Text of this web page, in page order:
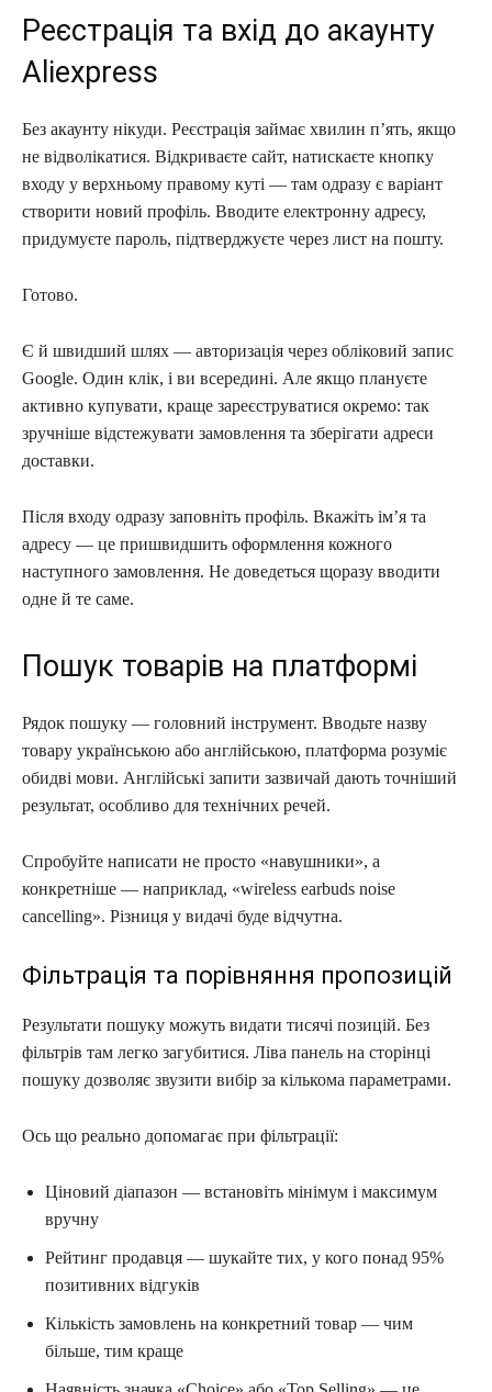
Реєстрація та вхід до акаунту
Aliexpress
Без акаунту нікуди. Реєстрація займає хвилин п’ять, якщо
не відволікатися. Відкриваєте сайт, натискаєте кнопку
входу у верхньому правому куті — там одразу є варіант
створити новий профіль. Вводите електронну адресу,
придумуєте пароль, підтверджуєте через лист на пошту.
Готово.
Є й швидший шлях — авторизація через обліковий запис
Google. Один клік, і ви всередині. Але якщо плануєте
активно купувати, краще зареєструватися окремо: так
зручніше відстежувати замовлення та зберігати адреси
доставки.
Після входу одразу заповніть профіль. Вкажіть ім’я та
адресу — це пришвидшить оформлення кожного
наступного замовлення. Не доведеться щоразу вводити
одне й те саме.
Пошук товарів на платформі
Рядок пошуку — головний інструмент. Вводьте назву
товару українською або англійською, платформа розуміє
обидві мови. Англійські запити зазвичай дають точніший
результат, особливо для технічних речей.
Спробуйте написати не просто «навушники», а
конкретніше — наприклад, «wireless earbuds noise
cancelling». Різниця у видачі буде відчутна.
Фільтрація та порівняння пропозицій
Результати пошуку можуть видати тисячі позицій. Без
фільтрів там легко загубитися. Ліва панель на сторінці
пошуку дозволяє звузити вибір за кількома параметрами.
Ось що реально допомагає при фільтрації:
Ціновий діапазон — встановіть мінімум і максимум
вручну
Рейтинг продавця — шукайте тих, у кого понад 95%
позитивних відгуків
Кількість замовлень на конкретний товар — чим
більше, тим краще